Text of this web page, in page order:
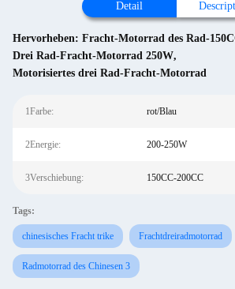
Detail
Hervorheben: Fracht-Motorrad des Rad-
Drei Rad-Fracht-Motorrad 250W,
Motorisiertes drei Rad-Fracht-Motorrad
1Farbe: rot/Blau
2Energie: 200-250W
3Verschiebung: 150CC-200CC
Tags:
chinesisches Fracht trike Frachtdreiradmotorrad
Radmotorrad des Chinesen 3